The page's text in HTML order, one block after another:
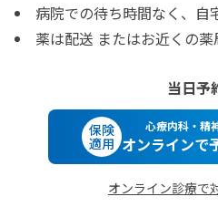
病院での待ち時間なく、自
薬は配送 またはお近くの薬
当日予
保険
適用
心療内科・精
オンラインで
オンライン診療で